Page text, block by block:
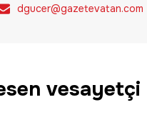
dgucer@gazetevatan.com